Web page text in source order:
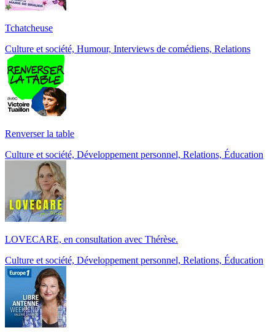
Tchatcheuse
Culture et société, Humour, Interviews de comédiens, Relations
Renverser la table
Culture et société, Développement personnel, Relations, Éducation
LOVECARE, en consultation avec Thérèse.
Culture et société, Développement personnel, Relations, Éducation